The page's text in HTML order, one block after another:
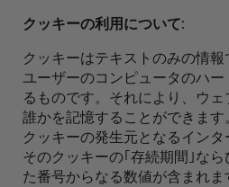
クッキーの利用について:
クッキーはテキストのみの情
ユーザーのコンピュータのハ
るものです。それにより、ウ
誰かを記憶することができます
クッキーの発生元となるイン
そのクッキーの｢存続期間｣な
た番号からなる数値が含まれま